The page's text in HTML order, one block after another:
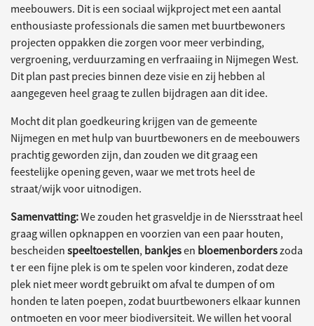
meebouwers. Dit is een sociaal wijkproject met een aantal
enthousiaste professionals die samen met buurtbewoners
projecten oppakken die zorgen voor meer verbinding,
vergroening, verduurzaming en verfraaiing in Nijmegen West.
Dit plan past precies binnen deze visie en zij hebben al
aangegeven heel graag te zullen bijdragen aan dit idee.
Mocht dit plan goedkeuring krijgen van de gemeente
Nijmegen en met hulp van buurtbewoners en de meebouwers
prachtig geworden zijn, dan zouden we dit graag een
feestelijke opening geven, waar we met trots heel de
straat/wijk voor uitnodigen.
Samenvatting:We zouden het grasveldje in de Niersstraat heel
graag willen opknappen en voorzien van een paar houten,
bescheiden speeltoestellen, bankjesen bloemenborderszoda
t er een fijne plek is om te spelen voor kinderen, zodat deze
plek niet meer wordt gebruikt om afval te dumpen of om
honden te laten poepen, zodat buurtbewoners elkaar kunnen
ontmoeten en voor meer biodiversiteit. We willen het vooral